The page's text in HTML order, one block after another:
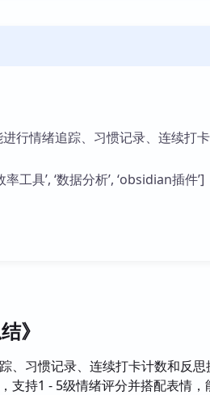
行情绪追踪、习惯记录、连续打
工具’, ‘数据分析’, ‘obsidian插件’]
》
、习惯记录、连续打卡计数和反思
支持1 - 5级情绪评分并搭配表情，